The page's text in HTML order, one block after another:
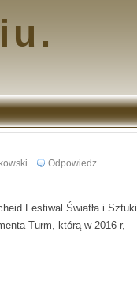
Odpowiedz
Festiwal Światła i Sztuki.
Turm, którą w 2016 r,